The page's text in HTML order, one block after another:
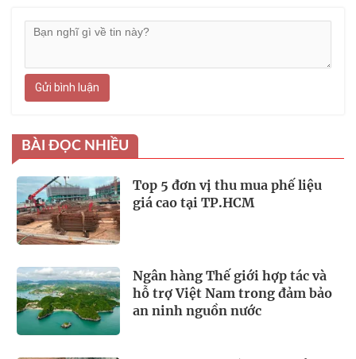
Gửi bình luận
BÀI ĐỌC NHIỀU
Top 5 đơn vị thu mua phế liệu
giá cao tại TP.HCM
Ngân hàng Thế giới hợp tác và
hỗ trợ Việt Nam trong đảm bảo
an ninh nguồn nước